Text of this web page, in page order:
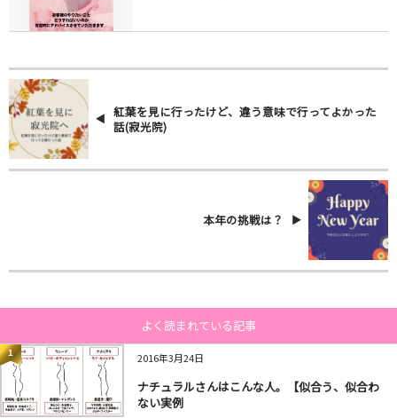
紅葉を見に行ったけど、違う意味で行ってよかった
話(寂光院)
本年の挑戦は？
よく読まれている記事
1 2016年3月24日
ナチュラルさんはこんな人。【似合う、似合わ
ない実例